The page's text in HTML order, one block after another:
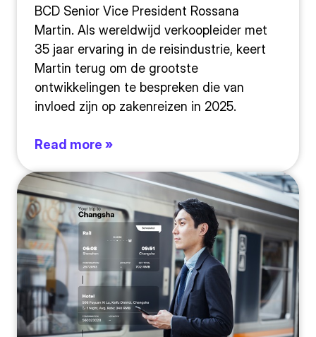
BCD Senior Vice President Rossana
Martin. Als wereldwijd verkoopleider met
35 jaar ervaring in de reisindustrie, keert
Martin terug om de grootste
ontwikkelingen te bespreken die van
invloed zijn op zakenreizen in 2025.
Read more »